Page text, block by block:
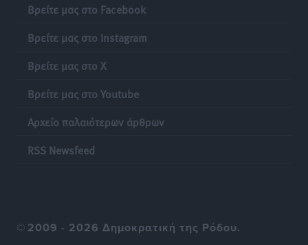
Βρείτε μας στο Facebook
Βρείτε μας στο Instagram
Βρείτε μας στο X
Βρείτε μας στο Youtube
Αρχείο παλαιότερων άρθρων
RSS Newsfeed
© 2009 - 2026 Δημοκρατική της Ρόδου.